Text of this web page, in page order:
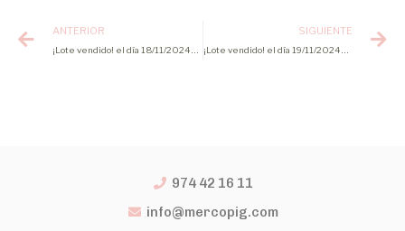
ANTERIOR SIGUIENTE
974 42 16 11
info@mercopig.com